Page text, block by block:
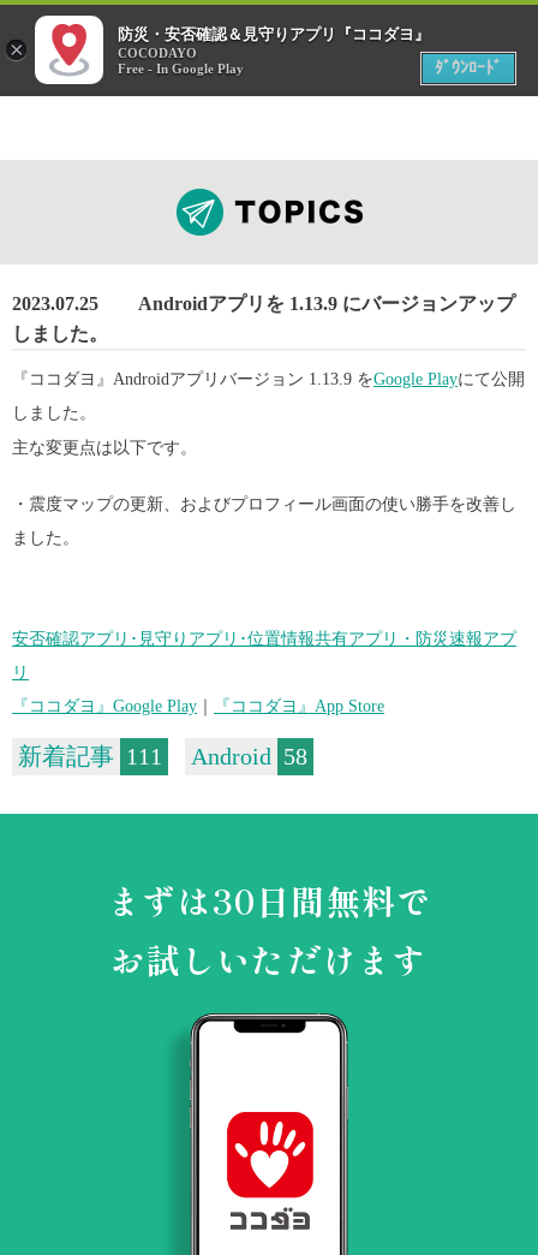
災害時
MENU
2023.07.25
Androidアプリを 1.13.9 にバージョンアップ
しました。
『ココダヨ』Androidアプリバージョン 1.13.9 をGoogle Playにて公開
しました。
主な変更点は以下です。
・震度マップの更新、およびプロフィール画面の使い勝手を改善し
ました。
安否確認アプリ･見守りアプリ･位置情報共有アプリ・防災速報アプ
リ
『ココダヨ』Google Play
『ココダヨ』App Store
新着記事 111 Android 58
まずは30日間無料で
お試しいただけます
×
防災・安否確認＆見守りアプリ『ココダヨ』
COCODAYO
Free - In Google Play
ﾀﾞｳﾝﾛｰﾄﾞ